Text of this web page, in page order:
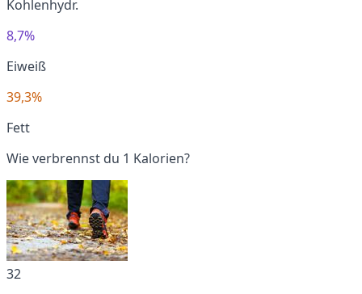
Kohlenhydr.
8,7%
Eiweiß
39,3%
Fett
Wie verbrennst du 1 Kalorien?
32